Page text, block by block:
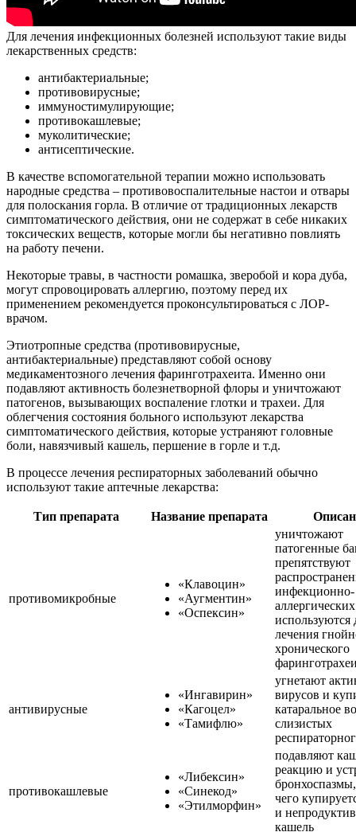
Для лечения инфекционных болезней используют такие виды
лекарственных средств:
антибактериальные;
противовирусные;
иммуностимулирующие;
противокашлевые;
муколитические;
антисептические.
В качестве вспомогательной терапии можно использовать
народные средства – противовоспалительные настои и отвары
для полоскания горла. В отличие от традиционных лекарств
симптоматического действия, они не содержат в себе никаких
токсических веществ, которые могли бы негативно повлиять
на работу печени.
Некоторые травы, в частности ромашка, зверобой и кора дуба,
могут спровоцировать аллергию, поэтому перед их
применением рекомендуется проконсультироваться с ЛОР-
врачом.
Этиотропные средства (противовирусные,
антибактериальные) представляют собой основу
медикаментозного лечения фаринготрахеита. Именно они
подавляют активность болезнетворной флоры и уничтожают
патогенов, вызывающих воспаление глотки и трахеи. Для
облегчения состояния больного используют лекарства
симптоматического действия, которые устраняют головные
боли, навязчивый кашель, першение в горле и т.д.
В процессе лечения респираторных заболеваний обычно
используют такие аптечные лекарства:
Тип препарата Название препарата
противомикробные
«Клавоцин»
«Аугментин»
«Оспексин»
уничтожают
патогенные
препятствуют
инфекционно-
используются
лечения
хронического
антивирусные
«Ингавирин»
«Кагоцел»
«Тамифлю»
угнетают
вирусов и
катаральное
слизистых
противокашлевые
«Либексин»
«Синекод»
«Этилморфин»
подавляют
реакцию и
бронхоспазмы,
чего
и
кашель